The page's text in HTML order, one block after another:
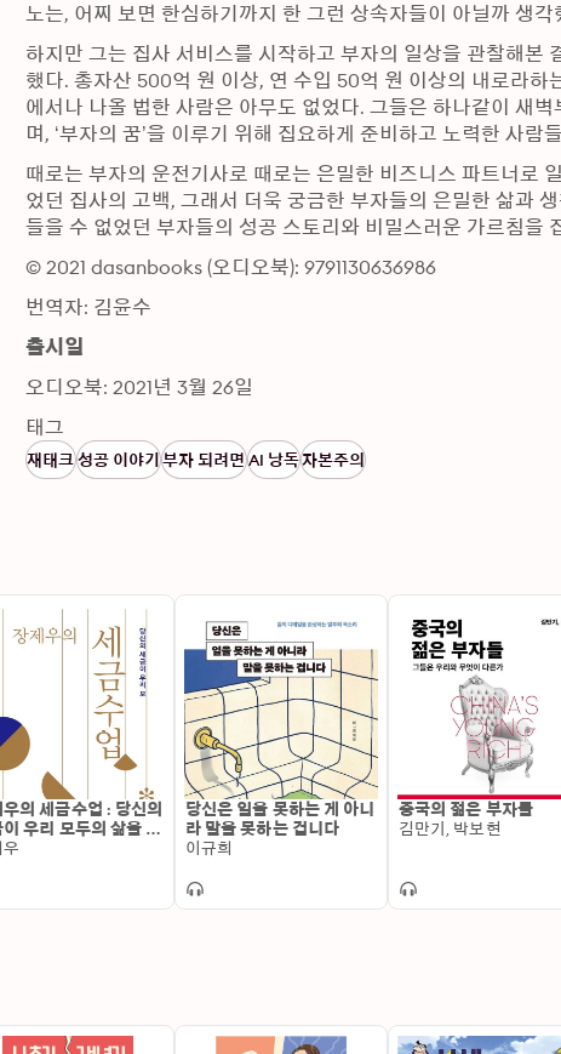
노는, 어찌 보면 한심하기까지 한 그런 상속자들이 아닐까 생각
하지만 그는 집사 서비스를 시작하고 부자의 일상을 관찰해본
했다. 총자산 500억 원 이상, 연 수입 50억 원 이상의 내로라
에서나 나올 법한 사람은 아무도 없었다. 그들은 하나같이 새
며, ‘부자의 꿈’을 이루기 위해 집요하게 준비하고 노력한 사람
때로는 부자의 운전기사로 때로는 은밀한 비즈니스 파트너로
었던 집사의 고백, 그래서 더욱 궁금한 부자들의 은밀한 삶과
들을 수 없었던 부자들의 성공 스토리와 비밀스러운 가르침을
© 2021 dasanbooks (오디오북): 9791130636986
번역자: 김윤수
출시일
오디오북: 2021년 3월 26일
태그
재태크성공 이야기부자 되려면AI 낭독자본주의
의 세금수업 : 당신의
우리 모두의 삶을 책
면
당신은 일을 못하는 게 아니
라 말을 못하는 겁니다
이규희
중국의 젊은 부자들
김만기, 박보현